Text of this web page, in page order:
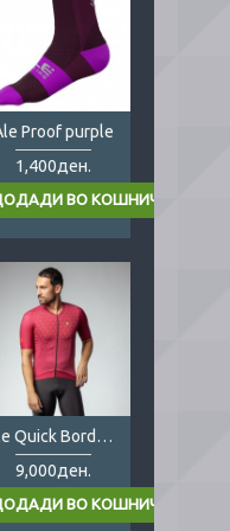
Proof purple
1,400ден.
Ale Quick Bordeaux
9,000ден.